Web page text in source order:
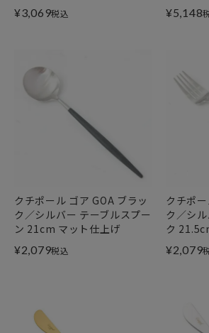
¥3,069税込 ¥5,148
クチポール ゴア GOA ブラッ
ク／シルバー テーブルスプー
ン 21cm マット仕上げ
¥2,079税込
クチポ
ク／シ
ク
¥2,079